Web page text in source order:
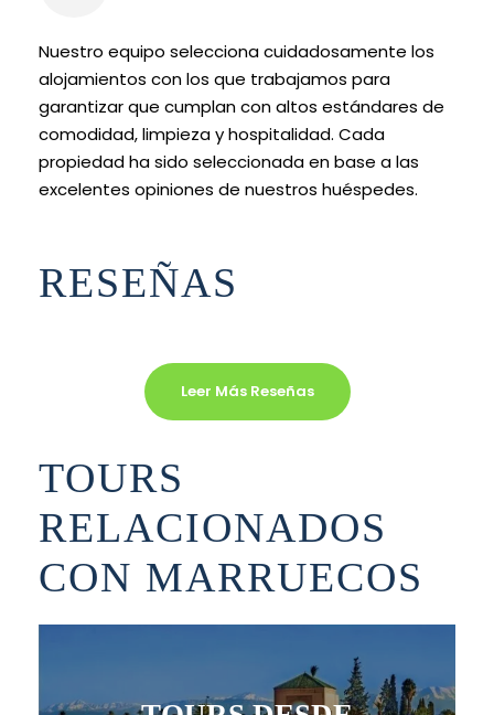
Nuestro equipo selecciona cuidadosamente los
alojamientos con los que trabajamos para
garantizar que cumplan con altos estándares de
comodidad, limpieza y hospitalidad. Cada
propiedad ha sido seleccionada en base a las
excelentes opiniones de nuestros huéspedes.
RESEÑAS
Leer Más Reseñas
TOURS
RELACIONADOS
CON MARRUECOS